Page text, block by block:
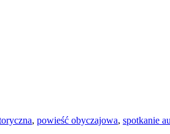
, powieść obyczajowa, spotkanie